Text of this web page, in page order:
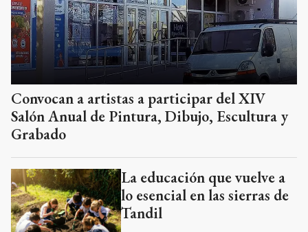
Convocan a artistas a participar del XIV
Salón Anual de Pintura, Dibujo, Escultura y
Grabado
La educación que vuelve a
lo esencial en las sierras de
Tandil